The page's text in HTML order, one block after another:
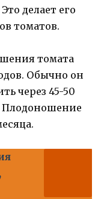
делает его
томатов.
томата
Обычно он
через 45-50
Плодоношение